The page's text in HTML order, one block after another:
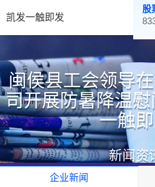
凯发一触即发
股
闽侯县工会领导
司开展防暑降温
一触
新闻资
企业新闻